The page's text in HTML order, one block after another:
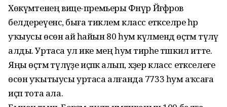
Хөкүмәтенең вице-премьеры Фәнүр Йәғәфәров
белдереүенсә, быға тиклем класс етәкселәре һәр
уҡыусы өсөн ай һайын 80 һум күләмендә өҫтәмә түләү
алды. Уртаса ул ике мең һум тирәһе тәшкил итте.
Яңы өҫтәмә түләүҙе иҫәпкә алып, хәҙер класс етәкселеге
өсөн уҡытыусы уртаса алғанда 7733 һум аҡсаға
иҫәп тота ала.